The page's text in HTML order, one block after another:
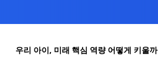
우리 아이, 미래 핵심 역량 어떻게 키울